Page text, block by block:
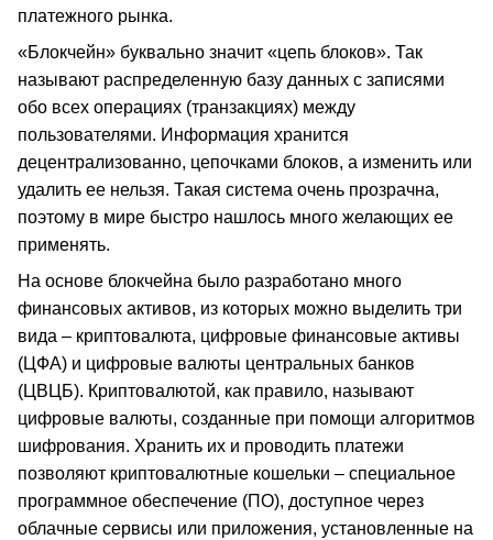
платежного рынка.
«Блокчейн» буквально значит «цепь блоков». Так
называют распределенную базу данных с записями
обо всех операциях (транзакциях) между
пользователями. Информация хранится
децентрализованно, цепочками блоков, а изменить или
удалить ее нельзя. Такая система очень прозрачна,
поэтому в мире быстро нашлось много желающих ее
применять.
На основе блокчейна было разработано много
финансовых активов, из которых можно выделить три
вида – криптовалюта, цифровые финансовые активы
(ЦФА) и цифровые валюты центральных банков
(ЦВЦБ). Криптовалютой, как правило, называют
цифровые валюты, созданные при помощи алгоритмов
шифрования. Хранить их и проводить платежи
позволяют криптовалютные кошельки – специальное
программное обеспечение (ПО), доступное через
облачные сервисы или приложения, установленные на